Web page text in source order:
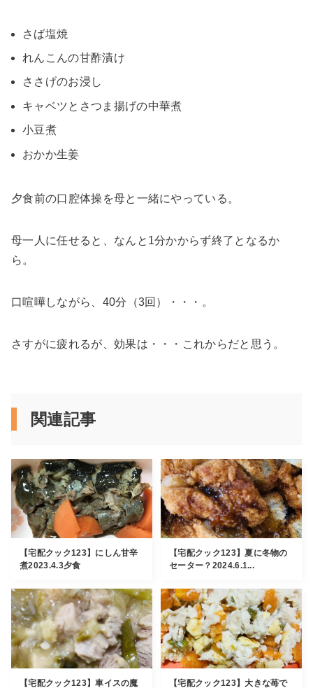
さば塩焼
れんこんの甘酢漬け
ささげのお浸し
キャベツとさつま揚げの中華煮
小豆煮
おかか生姜
夕食前の口腔体操を母と一緒にやっている。
母一人に任せると、なんと1分かからず終了となるか
ら。
口喧嘩しながら、40分（3回）・・・。
さすがに疲れるが、効果は・・・これからだと思う。
関連記事
【宅配クック123】にしん甘辛
煮2023.4.3夕食
【宅配クック123】夏に冬物の
セーター？2024.6.1...
【宅配クック123】車イスの魔 【宅配クック123】大きな苺で